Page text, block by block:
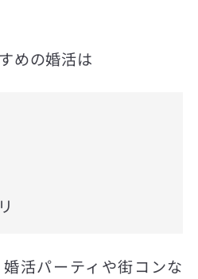
めの婚活は
活パーティや街コンな